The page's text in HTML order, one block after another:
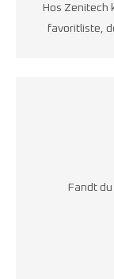
Hos Zenitech
favoritliste,
Fandt